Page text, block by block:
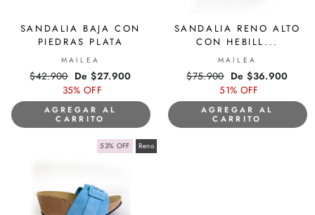
SANDALIA BAJA CON
PIEDRAS PLATA
MAILEA
Precio
habitual
$42.900 Precio
de
oferta
De $27.900
35% OFF
AGREGAR AL
CARRITO
SANDALIA RENO ALTO
CON HEBILL...
MAILEA
Precio
habitual
$75.900 Precio
de
oferta
De $36.900
51% OFF
AGREGAR AL
CARRITO
53% OFF Reno